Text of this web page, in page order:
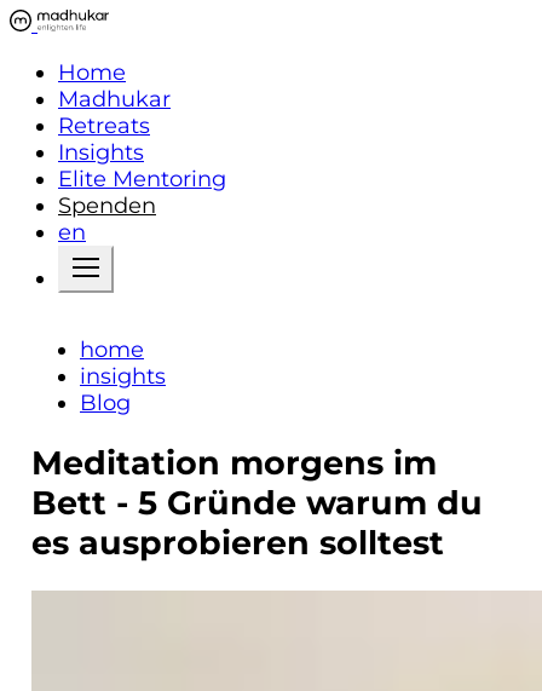
Home
Madhukar
Retreats
Insights
Elite Mentoring
Spenden
en
home
insights
Blog
Meditation morgens im
Bett - 5 Gründe warum du
es ausprobieren solltest